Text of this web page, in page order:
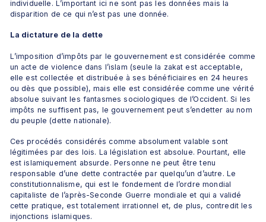
individuelle. L’important ici ne sont pas les données mais la
disparition de ce qui n’est pas une donnée.
La dictature de la dette
L’imposition d’impôts par le gouvernement est considérée comme
un acte de violence dans l’islam (seule la zakat est acceptable,
elle est collectée et distribuée à ses bénéficiaires en 24 heures
ou dès que possible), mais elle est considérée comme une vérité
absolue suivant les fantasmes sociologiques de l’Occident. Si les
impôts ne suffisent pas, le gouvernement peut s’endetter au nom
du peuple (dette nationale).
Ces procédés considérés comme absolument valable sont
légitimées par des lois. La législation est absolue. Pourtant, elle
est islamiquement absurde. Personne ne peut être tenu
responsable d’une dette contractée par quelqu’un d’autre. Le
constitutionnalisme, qui est le fondement de l’ordre mondial
capitaliste de l’après-Seconde Guerre mondiale et qui a validé
cette pratique, est totalement irrationnel et, de plus, contredit les
injonctions islamiques.